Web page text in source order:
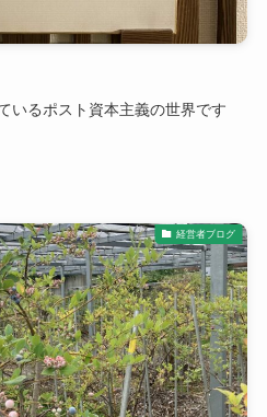
いるポスト資本主義の世界です
経営者ブログ